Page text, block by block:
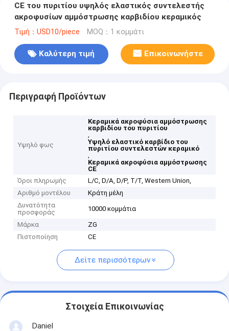
CE του πυριτίου υψηλός ελαστικός συντελεστής
ακροφυσίων αμμόστρωσης καρβιδίου κεραμικός
Τιμή：USD10/piece MOQ：1 κομμάτι
Καλύτερη τιμή Επικοινωνήστε
Περιγραφή Προϊόντων
Υψηλό φως
Κεραμικά ακροφύσια αμμόστρωσης
καρβιδίου του πυριτίου
,
Υψηλό ελαστικό καρβίδιο του
πυριτίου συντελεστών κεραμικό
,
Κεραμικά ακροφύσια αμμόστρωσης
CE
Όροι πληρωμής
L/C, D/A, D/P, T/T, Western Union,
Αριθμό μοντέλου
Κράτη μέλη
Δυνατότητα
προσφοράς
10000 κομμάτια
Μάρκα
ZG
Πιστοποίηση
CE
Δείτε περισσότερων
Στοιχεία Επικοινωνίας
Daniel